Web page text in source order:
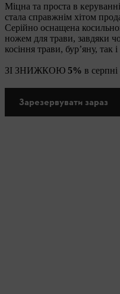
Міцна та проста в
стала справжнім хітом
Серійно оснащена
ножем для трави, завдяки
косіння трави, бур’яну, так і
ЗІ ЗНИЖКОЮ 5% в
Зарезервувати зараз